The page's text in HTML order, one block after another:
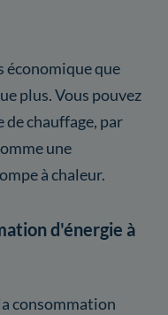
économique que
plus. Vous pouvez
chauffage, par
une
à chaleur.
d'énergie à
consommation